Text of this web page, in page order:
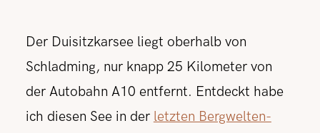
Der Duisitzkarsee liegt oberhalb von
Schladming, nur knapp 25 Kilometer von
der Autobahn A10 entfernt. Entdeckt habe
ich diesen See in der letzten Bergwelten-